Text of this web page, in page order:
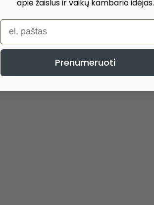
apie žaislus ir vaikų kambario idėjas.
el. paštas
Prenumeruoti